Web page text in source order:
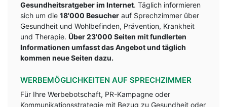
Gesundheitsratgeber im Internet. Täglich informieren
sich um die 18'000 Besucher auf Sprechzimmer über
Gesundheit und Wohlbefinden, Prävention, Krankheit
und Therapie. Über 23'000 Seiten mit fundlerten
Informationen umfasst das Angebot und täglich
kommen neue Seiten dazu.
WERBEMÖGLICHKEITEN AUF SPRECHZIMMER
Für Ihre Werbebotschaft, PR-Kampagne oder
Kommunikationsstrategie mit Bezug zu Gesundheit oder